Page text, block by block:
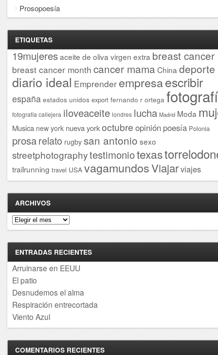
Prosopoesía
ETIQUETAS
19mujeresaceite de oliva virgen extra breast cancer
breast cancer month cancer mama China deporte
diario ideal Emprender empresaescribir
españa estados unidos export fernando r ortega
fotografía callejera iloveaceite londres lucha Madrid Moda
Musica new york nueva yorkoctubre opinión poesía Polonia
prosarelato rugby san antonio sexo
streetphotographytestimoniotexas
trailrunning travel USA vagamundosViajarviajes
ARCHIVOS
Archivos
ENTRADAS RECIENTES
Arruinarse en EEUU
El patio
Desnudemos el alma
Respiración entrecortada
Viento Azul
COMENTARIOS RECIENTES